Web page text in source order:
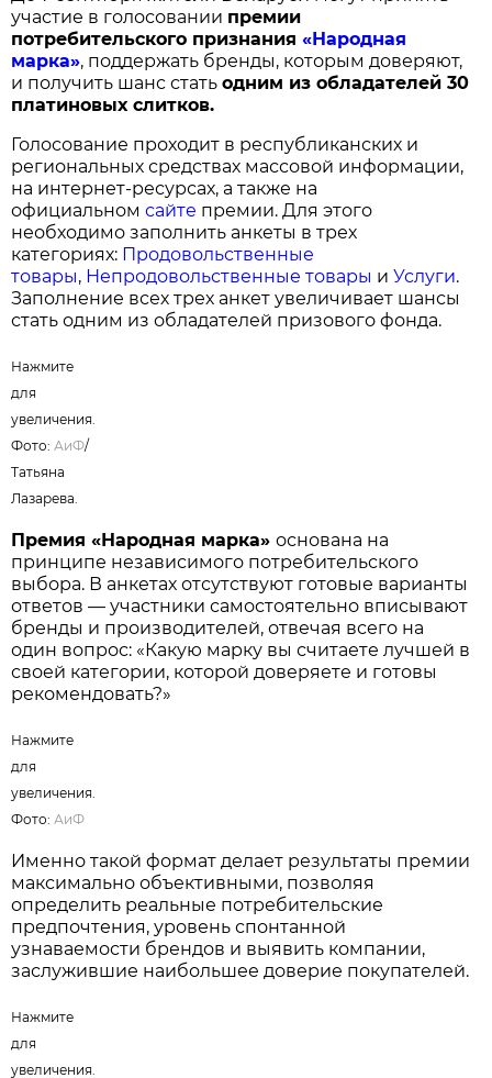
участие в голосовании премии
потребительского признания«Народная
марка», поддержать бренды, которым доверяют,
и получить шанс статьодним из обладателей 30
платиновых слитков.
Голосование проходит в республиканских и
региональных средствах массовой информации,
на интернет-ресурсах, а также на
официальномсайте премии. Для этого
необходимо заполнить анкеты в трех
категориях: Продовольственные
товары, Непродовольственные товары иУслуги.
Заполнение всех трех анкет увеличивает шансы
стать одним из обладателей призового фонда.
Нажмите для увеличения. Фото:АиФ/Татьяна Лазарева.
принципе независимого потребительского
выбора. В анкетах отсутствуют готовые варианты
бренды и производителей, отвечая всего на
один вопрос: «Какую марку вы считаете лучшей в
своей категории, которой доверяете и готовы
рекомендовать?»